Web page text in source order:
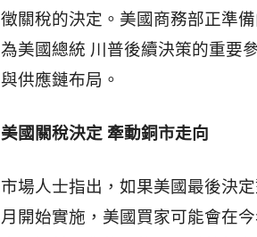
徵關稅的決定。美國商務部正準
為美國總統 川普後續決策的重要
與供應鏈布局。
美國關稅決定 牽動銅市走向
市場人士指出，如果美國最後決
月開始實施，美國買家可能會在